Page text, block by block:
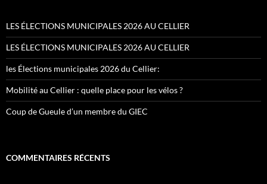
LES ÉLECTIONS MUNICIPALES 2026 AU CELLIER
LES ÉLECTIONS MUNICIPALES 2026 AU CELLIER
les Élections municipales 2026 du Cellier:
Mobilité au Cellier : quelle place pour les vélos ?
Coup de Gueule d’un membre du GIEC
COMMENTAIRES RÉCENTS